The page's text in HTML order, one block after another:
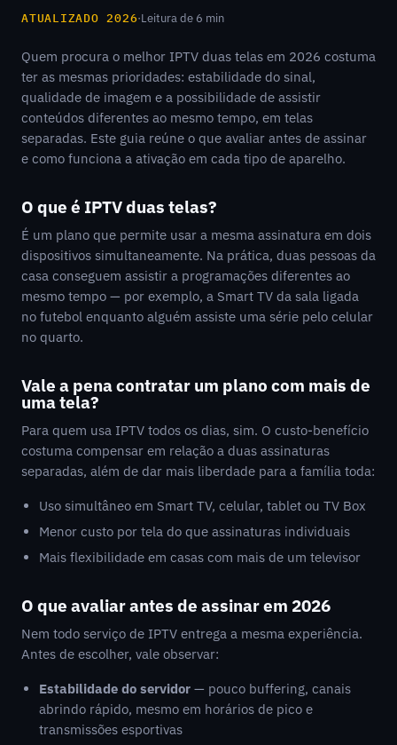
ATUALIZADO 2026·Leitura de 6 min
Quem procura o melhor IPTV duas telas em 2026 costuma
ter as mesmas prioridades: estabilidade do sinal,
qualidade de imagem e a possibilidade de assistir
conteúdos diferentes ao mesmo tempo, em telas
separadas. Este guia reúne o que avaliar antes de assinar
e como funciona a ativação em cada tipo de aparelho.
O que é IPTV duas telas?
É um plano que permite usar a mesma assinatura em dois
dispositivos simultaneamente. Na prática, duas pessoas da
casa conseguem assistir a programações diferentes ao
mesmo tempo — por exemplo, a Smart TV da sala ligada
no futebol enquanto alguém assiste uma série pelo celular
no quarto.
Vale a pena contratar um plano com mais de
uma tela?
Para quem usa IPTV todos os dias, sim. O custo-benefício
costuma compensar em relação a duas assinaturas
separadas, além de dar mais liberdade para a família toda:
Uso simultâneo em Smart TV, celular, tablet ou TV Box
Menor custo por tela do que assinaturas individuais
Mais flexibilidade em casas com mais de um televisor
O que avaliar antes de assinar em 2026
Nem todo serviço de IPTV entrega a mesma experiência.
Antes de escolher, vale observar:
Estabilidade do servidor — pouco buffering, canais
abrindo rápido, mesmo em horários de pico e
transmissões esportivas